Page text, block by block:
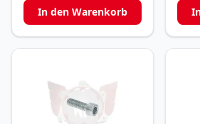
In den Warenkorb